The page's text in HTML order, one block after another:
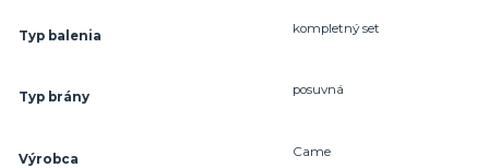
Typ balenia kompletný set
Typ brány posuvná
Výrobca Came